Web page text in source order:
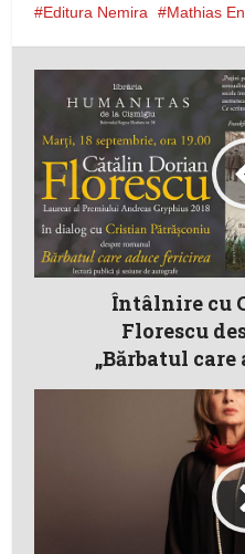
Editura Nemira Mathias
Întâlnire cu
Florescu
„Bărbatul